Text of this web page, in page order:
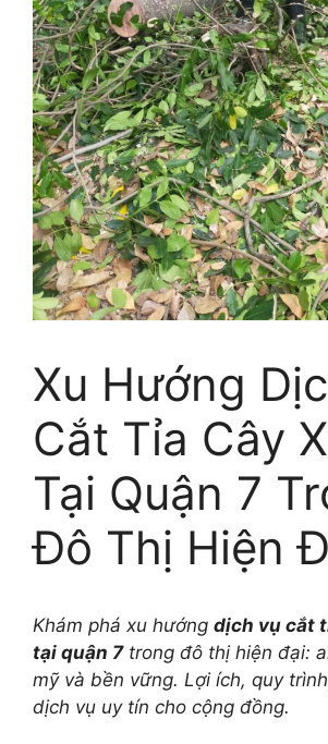
Xu Hướng
Cắt Tỉa Cây
Tại Quận 7
Đô Thị Hiện
Khám phá xu hướng dịch vụ cắt
tại quận 7trong đô thị hiện đại:
mỹ và bền vững. Lợi ích, quy
dịch vụ uy tín cho cộng đồng.